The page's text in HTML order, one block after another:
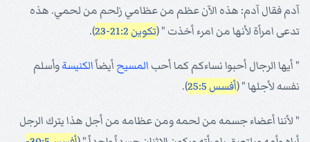
آدم فقال آدم: هذه الآن عظم من عظامي زلحم من لحمي. هذه
تدعى امرأة لأنها من امرء أخذت " (تكوين 21:2-23 ).
" أيها الرجال أحبوا نساءكم كما أحب المسيح أيضاًالكنيسةوأسلم
نفسه لأجلها " (أفسس 25:5 ).
" لأننا أعضاء جسمه من لحمه ومن عظامه من أجل هذا يترك الرجل